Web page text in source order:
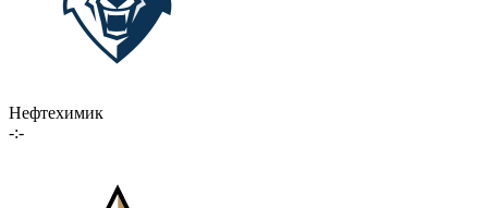
Нефтехимик
-:-